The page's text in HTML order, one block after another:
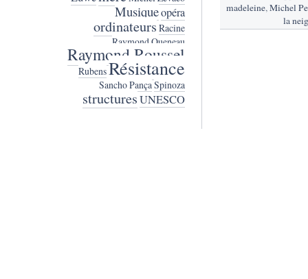
madeleine,Michel
la
Musiqueopéra
ordinateurs Racine
Raymond Queneau
Raymond Roussel
RubensRésistance
Sancho PançaSpinoza
structuresUNESCO